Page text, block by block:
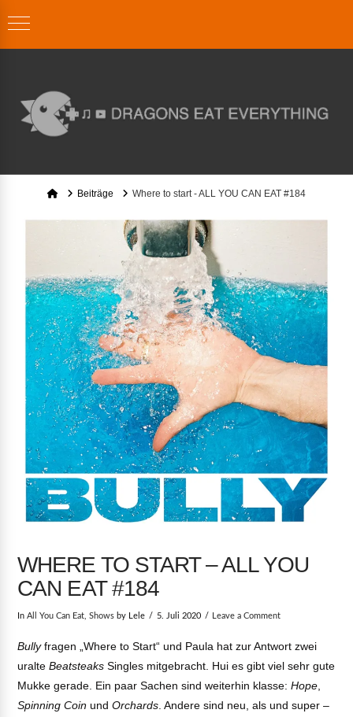
HomeBeiträge Where to start - ALL YOU CAN EAT #184
WHERE TO START – ALL YOU
CAN EAT #184
InAll You Can Eat ,Shows by Lele 5. Juli 2020 Leave a Comment
Bullyfragen „Where to Start“ und Paula hat zur Antwort zwei
uralteBeatsteaks Singles mitgebracht. Hui es gibt viel sehr gute
Mukke gerade. Ein paar Sachen sind weiterhin klasse:Hope,
Spinning Coin undOrchards. Andere sind neu, als und super –